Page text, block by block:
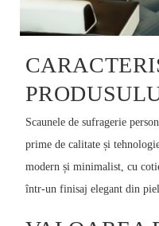
Scaunele de sufragerie
prime de calitate și
modern și minimalist, cu
într-un finisaj elegant din